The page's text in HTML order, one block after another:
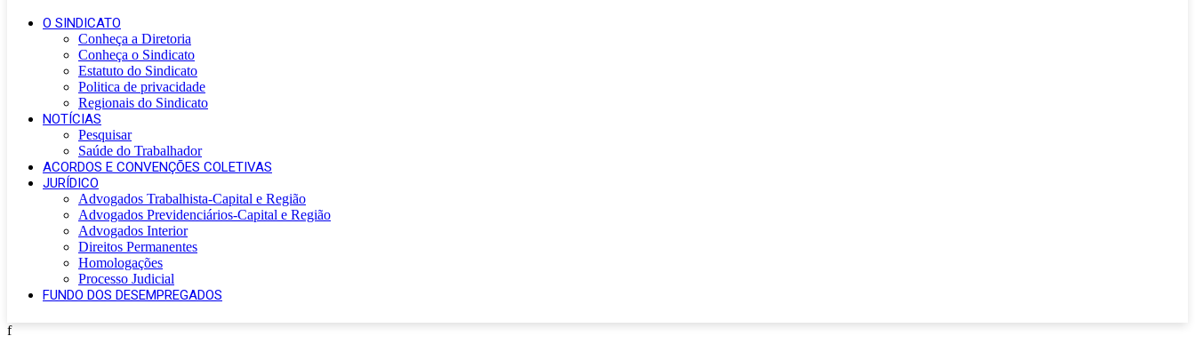
O SINDICATO
Conheça a Diretoria
Conheça o Sindicato
Estatuto do Sindicato
Politica de privacidade
Regionais do Sindicato
NOTÍCIAS
Pesquisar
Saúde do Trabalhador
ACORDOS E CONVENÇÕES COLETIVAS
JURÍDICO
Advogados Trabalhista-Capital e Região
Advogados Previdenciários-Capital e Região
Advogados Interior
Direitos Permanentes
Homologações
Processo Judicial
FUNDO DOS DESEMPREGADOS
f